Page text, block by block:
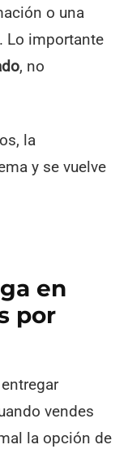
o una
Lo importante
, no
la
y se vuelve
en
por
vendes
la opción de